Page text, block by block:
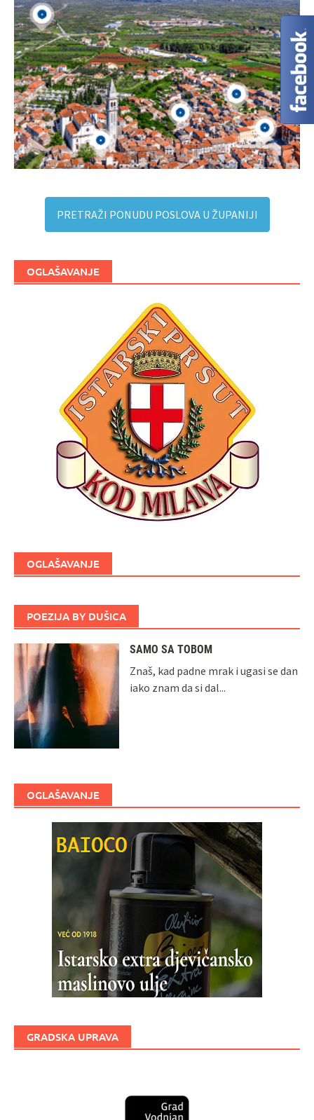
PRETRAŽI PONUDU POSLOVA U ŽUPANIJI
OGLAŠAVANJE
OGLAŠAVANJE
POEZIJA BY DUŠICA
SAMO SA TOBOM
Znaš, kad padne mrak i ugasi se dan
iako znam da si dal...
OGLAŠAVANJE
GRADSKA UPRAVA